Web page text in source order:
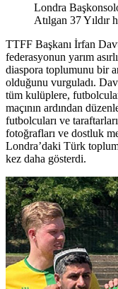
Londra
Atılgan 37 Yıldır
TTFF Başkanı İrfan
federasyonun yarım
diaspora toplumunu bir
olduğunu vurguladı.
tüm kulüplere,
maçının ardından
futbolcuları ve
fotoğrafları ve dostluk
Londra’daki Türk
kez daha gösterdi.